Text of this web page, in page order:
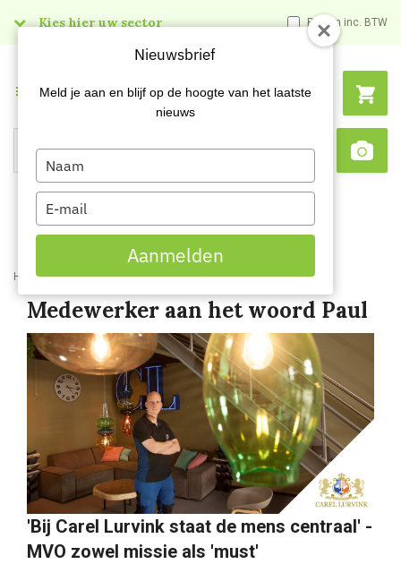
Kies hier uw sector Prijzen inc. BTW
Search
Menu
Home Blog Medewerker aan het woord Paul
Medewerker aan het woord Paul
'Bij Carel Lurvink staat de mens centraal' -
MVO zowel missie als 'must'
Nieuwsbrief
Meld je aan en blijf op de hoogte van het laatste
nieuws
Type
your
name
Type
your
email
Aanmelden